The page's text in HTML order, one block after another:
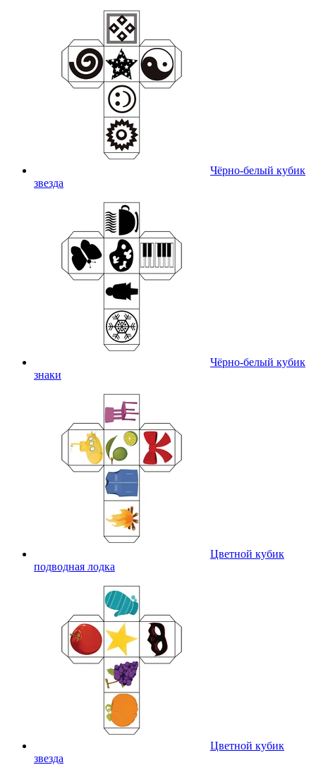
Чёрно-белый кубик
звезда
Чёрно-белый кубик
знаки
Цветной кубик
подводная лодка
Цветной кубик
звезда